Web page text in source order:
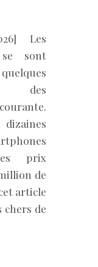
Les
se sont
des
prix
de
article
chers de